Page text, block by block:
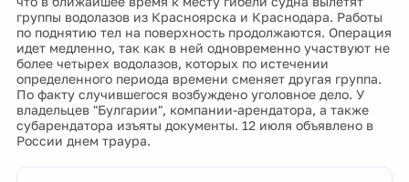
группы водолазов из Красноярска и Краснодара. Работы
по поднятию тел на поверхность продолжаются. Операция
идет медленно, так как в ней одновременно участвуют не
более четырех водолазов, которых по истечении
определенного периода времени сменяет другая группа.
По факту случившегося возбуждено уголовное дело. У
владельцев "Булгарии", компании-арендатора, а также
субарендатора изъяты документы. 12 июля объявлено в
России днем траура.